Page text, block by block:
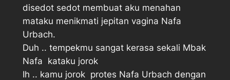
disedot sedot membuat aku menahan
mataku menikmati jepitan vagina Nafa
Urbach.
Duh .. tempekmu sangat kerasa sekali Mbak
Nafa  kataku jorok
Ih .. kamu jorok  protes Nafa Urbach dengan